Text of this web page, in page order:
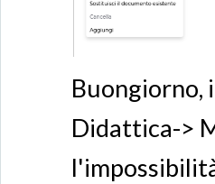
Buongiorno,
Didattica->